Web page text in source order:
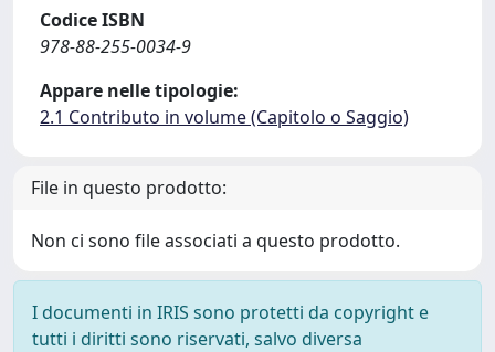
Codice ISBN
978-88-255-0034-9
Appare nelle tipologie:
2.1 Contributo in volume (Capitolo o Saggio)
File in questo prodotto:
Non ci sono file associati a questo prodotto.
I documenti in IRIS sono protetti da copyright e
tutti i diritti sono riservati, salvo diversa